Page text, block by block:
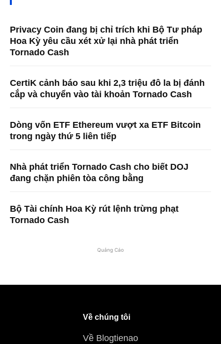
Privacy Coin đang bị chỉ trích khi Bộ Tư pháp
Hoa Kỳ yêu cầu xét xử lại nhà phát triển
Tornado Cash
CertiK cảnh báo sau khi 2,3 triệu đô la bị đánh
cắp và chuyển vào tài khoản Tornado Cash
Dòng vốn ETF Ethereum vượt xa ETF Bitcoin
trong ngày thứ 5 liên tiếp
Nhà phát triển Tornado Cash cho biết DOJ
đang chặn phiên tòa công bằng
Bộ Tài chính Hoa Kỳ rút lệnh trừng phạt
Tornado Cash
Quảng Cáo
Về chúng tôi
Về Blogtienao